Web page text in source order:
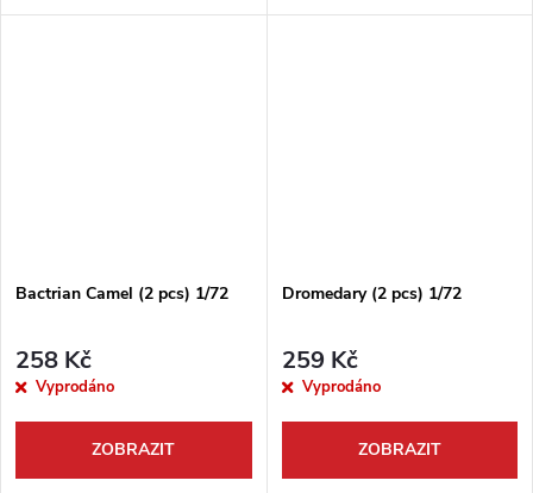
personálu z období druhé
letectva. Figurky jsou ztvárněny
Bactrian Camel (2 pcs) 1/72
258 Kč
Vyprodáno
ZOBRAZIT
Dromedary (2 pcs) 1/72
259 Kč
Vyprodáno
ZOBRAZIT